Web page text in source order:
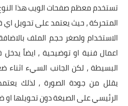
تستخدم معظم صفحات الويب هذا
المتحركة , حيث يعتمد على تحويل اي
الاستخدام ولصغر حجم الملف
اعمال فنية او توضيحية , ايضاً يدخل
البسيطة , لكن الجانب السيء
يقلل من جودة الصورة , لذلك يعتمد
الرئيسي على الصيغة دون تحويلها